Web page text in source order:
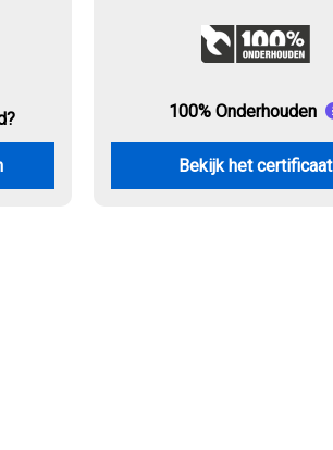
100% Onderhouden
Bekijk het certificaat